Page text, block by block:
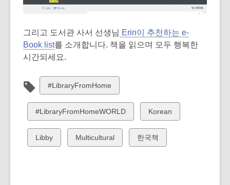
그리고 도서관 사서 선생님 Erin이 추천하는 e-
Book list를 소개합니다. 책을 읽으며 모두 행복한
시간되세요.
View
all
cards
in
#LibraryFromHome
View
all
cards
in
#LibraryFromHomeWORLD
View
all
cards
in
Korean
View
all
Libby
View
all
Multicultural
View
all
한국책